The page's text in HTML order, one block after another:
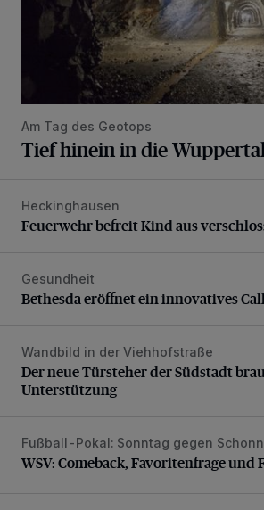
Am Tag des Geotops
Tief hinein in die
Feuerwehr befreit Kind aus
Heckinghausen
Feuerwehr befreit Kind aus
Bethesda eröffnet ein innovatives
Gesundheit
Bethesda eröffnet ein innovatives
Der neue Türsteher der Südstadt
Wandbild in der Viehhofstraße
Der neue Türsteher der Südstadt
Unterstützung
WSV: Comeback, Favoritenfrage und
Fußball-Pokal: Sonntag gegen
WSV: Comeback, Favoritenfrage und